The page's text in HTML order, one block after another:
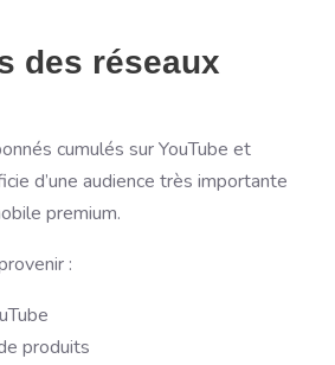
des réseaux
cumulés sur YouTube et
d’une audience très importante
premium.
:
produits